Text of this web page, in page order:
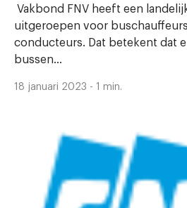
Vakbond FNV heeft een
uitgeroepen voor
conducteurs. Dat betekent dat
bussen...
18 januari 2023 - 1 min.